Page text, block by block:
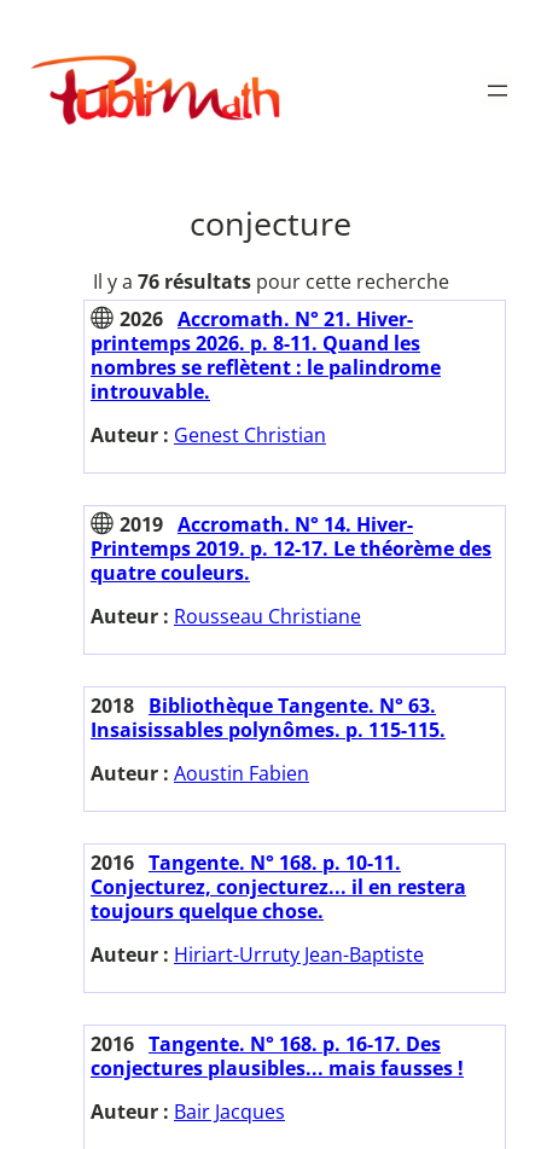
contenu
Publimath
conjecture
Il y a 76 résultatspour cette recherche
2026 Accromath. N° 21. Hiver-
printemps 2026. p. 8-11. Quand les
nombres se reflètent : le palindrome
introuvable.
Auteur : Genest Christian
2019 Accromath. N° 14. Hiver-
Printemps 2019. p. 12-17. Le théorème des
quatre couleurs.
Auteur : Rousseau Christiane
2018 Bibliothèque Tangente. N° 63.
Insaisissables polynômes. p. 115-115.
Auteur : Aoustin Fabien
2016 Tangente. N° 168. p. 10-11.
Conjecturez, conjecturez... il en restera
toujours quelque chose.
Auteur : Hiriart-Urruty Jean-Baptiste
2016 Tangente. N° 168. p. 16-17. Des
conjectures plausibles... mais fausses !
Auteur : Bair Jacques